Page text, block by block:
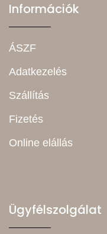
Információk
ÁSZF
Adatkezelés
Szállítás
Fizetés
Online elállás
Ügyfélszolgálat